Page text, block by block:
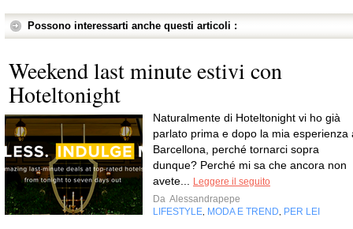
Possono interessarti anche questi articoli :
Weekend last minute estivi con
Hoteltonight
Naturalmente di Hoteltonight vi ho già
parlato prima e dopo la mia esperienza
Barcellona, perché tornarci sopra
dunque? Perché mi sa che ancora non
avete...
Leggere il seguito
Da Alessandrapepe
LIFESTYLE MODA E TREND PER LEI